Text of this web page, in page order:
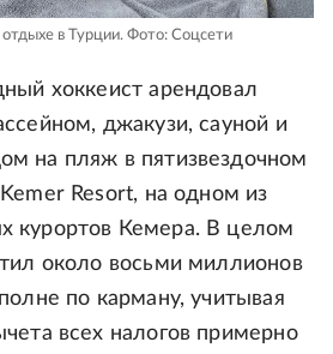
в Турции. Фото: Соцсети
хоккеист арендовал
джакузи, сауной и
на пляж в пятизвездочном
Resort, на одном из
курортов Кемера. В целом
около восьми миллионов
по карману, учитывая
всех налогов примерно